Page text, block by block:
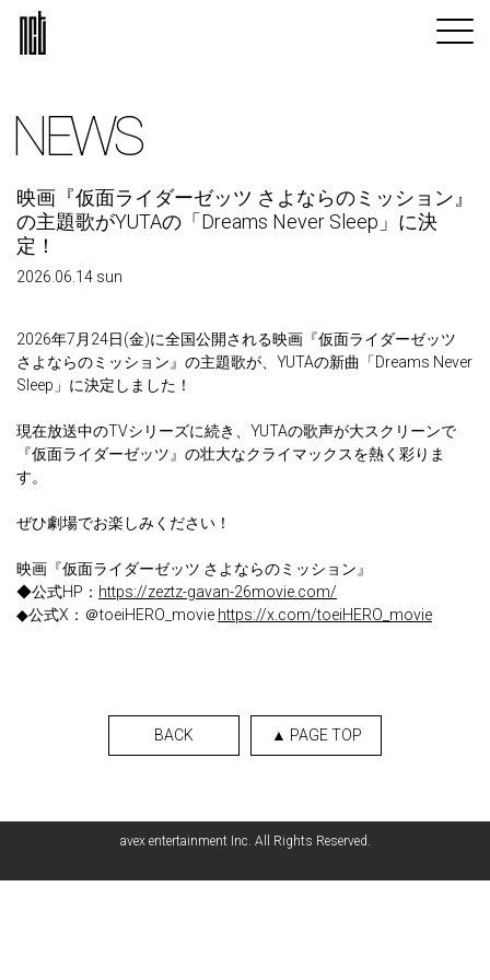
NEWS
映画『仮面ライダーゼッツ さよならのミッション』
の主題歌がYUTAの「Dreams Never Sleep」に決
定！
2026.06.14 sun
2026年7月24日(金)に全国公開される映画『仮面ライダーゼッツ
さよならのミッション』の主題歌が、YUTAの新曲「Dreams Never
Sleep」に決定しました！
現在放送中のTVシリーズに続き、YUTAの歌声が大スクリーンで
『仮面ライダーゼッツ』の壮大なクライマックスを熱く彩りま
す。
ぜひ劇場でお楽しみください！
映画『仮面ライダーゼッツ さよならのミッション』
◆公式HP： https://zeztz-gavan-26movie.com/
◆公式X：＠toeiHERO_movie https://x.com/toeiHERO_movie
BACK ▲ PAGE TOP
avex entertainment Inc. All Rights Reserved.